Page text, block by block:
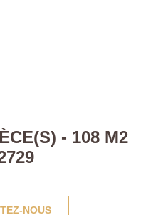
- 108 M2
NOUS